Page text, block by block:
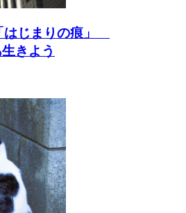
はじまりの痕」
きよう